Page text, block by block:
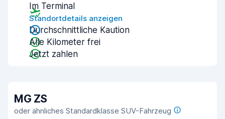
Im Terminal
Standortdetails anzeigen
Durchschnittliche Kaution
Alle Kilometer frei
Jetzt zahlen
MG ZS
oder ähnliches Standardklasse SUV-Fahrzeug